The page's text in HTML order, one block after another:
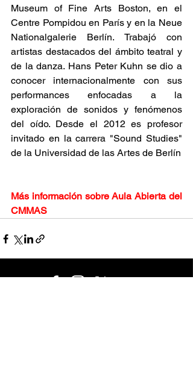
Museum of Fine Arts Boston, en el
Centre Pompidou en París y en la Neue
Nationalgalerie Berlín. Trabajó con
artistas destacados del ámbito teatral y
de la danza. Hans Peter Kuhn se dio a
conocer internacionalmente con sus
performances enfocadas a la
exploración de sonidos y fenómenos
del oído. Desde el 2012 es profesor
invitado en la carrera "Sound Studies"
de la Universidad de las Artes de Berlín
Más información sobre Aula Abierta del
CMMAS